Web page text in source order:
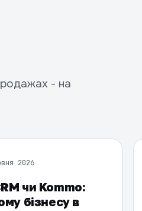
- на
2026
чи Kommo:
бізнесу в